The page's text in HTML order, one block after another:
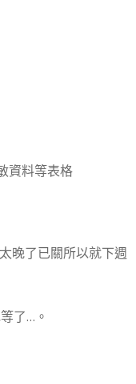
資料等表格
晚了已關所以就下週
了…。